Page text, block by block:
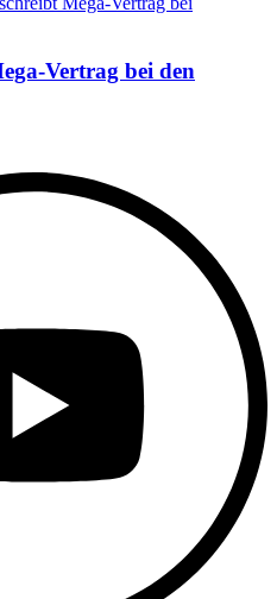
Vertrag bei den